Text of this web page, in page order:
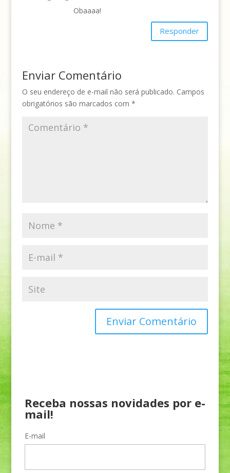
Obaaaa!
Responder
Enviar Comentário
O seu endereço de e-mail não será publicado. Campos
obrigatórios são marcados com *
Receba nossas novidades por e-
mail!
E-mail